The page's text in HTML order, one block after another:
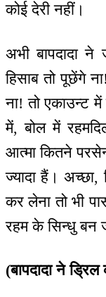
कोई देरी नहीं।
अभी बापदादा ने
हिसाब तो पूछेंगे
ना! तो एकाउन्ट में
में, बोल में
आत्मा कितने
ज्यादा हैं। अच्छा,
कर लेना तो भी
रहम के सिन्धु बन
(बापदादा ने ड्रिल